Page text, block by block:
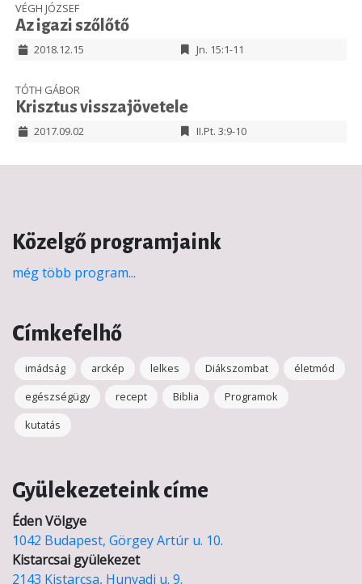
VÉGH JÓZSEF
Az igazi szőlőtő
2018.12.15 Jn. 15:1-11
TÓTH GÁBOR
Krisztus visszajövetele
2017.09.02 II.Pt. 3:9-10
Közelgő programjaink
még több program...
Címkefelhő
imádság arckép lelkes Diákszombat
életmód
egészségügy
recept Biblia
Programok
kutatás
Gyülekezeteink címe
Éden Völgye
1042 Budapest, Görgey Artúr u. 10.
Kistarcsai gyülekezet
2143 Kistarcsa, Hunyadi u. 9.